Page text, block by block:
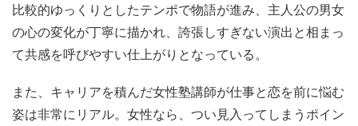
比較的ゆっくりとしたテンポで物語が進み、主人公の男女
の心の変化が丁寧に描かれ、誇張しすぎない演出と相まっ
て共感を呼びやすい仕上がりとなっている。
また、キャリアを積んだ女性塾講師が仕事と恋を前に悩む
姿は非常にリアル。女性なら、つい見入ってしまうポイン